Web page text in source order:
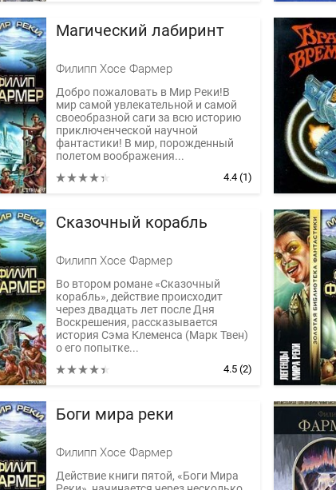
Магический лабиринт
Филипп Хосе Фармер
Добро пожаловать в Мир Реки!В
мир самой увлекательной и самой
своеобразной саги за всю историю
приключенческой научной
фантастики! В мир, порожденный
полетом воображения...
4.4 (1)
Сказочный корабль
Филипп Хосе Фармер
Во втором романе «Сказочный
корабль», действие происходит
через двадцать лет после Дня
Воскрешения, рассказывается
история Сэма Клеменса (Марк Твен)
о его попытке...
4.5 (2)
Боги мира реки
Филипп Хосе Фармер
Действие книги пятой, «Боги Мира